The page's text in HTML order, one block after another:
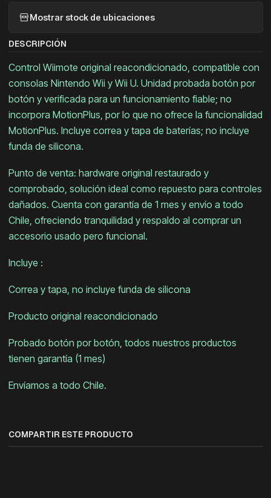
Mostrar stock de ubicaciones
DESCRIPCIÓN
Control Wiimote original reacondicionado, compatible con
consolas Nintendo Wii y Wii U. Unidad probada botón por
botón y verificada para un funcionamiento fiable; no
incorpora MotionPlus, por lo que no ofrece la funcionalidad
MotionPlus. Incluye correa y tapa de baterías; no incluye
funda de silicona.
Punto de venta: hardware original restaurado y
comprobado, solución ideal como repuesto para controles
dañados. Cuenta con garantía de 1 mes y envío a todo
Chile, ofreciendo tranquilidad y respaldo al comprar un
accesorio usado pero funcional.
Incluye :
Correa y tapa, no incluye funda de silicona
Producto original reacondicionado
Probado botón por botón, todos nuestros productos
tienen garantía (1 mes)
Envíamos a todo Chile.
COMPARTIR ESTE PRODUCTO